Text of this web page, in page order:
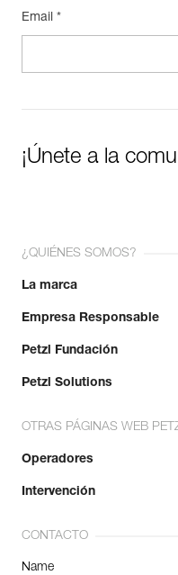
Email *
¡Únete a la
¿QUIÉNES SOMOS?
La marca
Empresa Responsable
Petzl Fundación
Petzl Solutions
OTRAS PÁGINAS WEB
Operadores
Intervención
CONTACTO
Name